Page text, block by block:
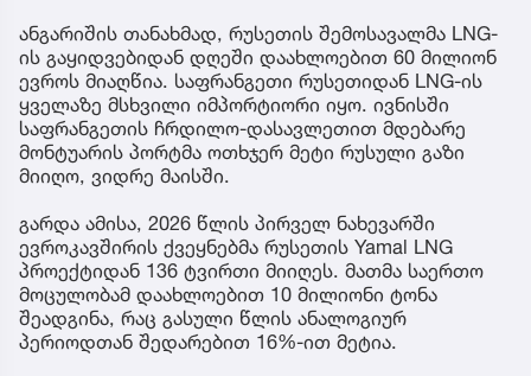
ანგარიშის თანახმად, რუსეთის შემოსავალმა LNG-
ის გაყიდვებიდან დღეში დაახლოებით 60 მილიონ
ევროს მიაღწია. საფრანგეთი რუსეთიდან LNG-ის
ყველაზე მსხვილი იმპორტიორი იყო. ივნისში
საფრანგეთის ჩრდილო-დასავლეთით მდებარე
მონტუარის პორტმა ოთხჯერ მეტი რუსული გაზი
მიიღო, ვიდრე მაისში.
გარდა ამისა, 2026 წლის პირველ ნახევარში
ევროკავშირის ქვეყნებმა რუსეთის Yamal LNG
პროექტიდან 136 ტვირთი მიიღეს. მათმა საერთო
მოცულობამ დაახლოებით 10 მილიონი ტონა
შეადგინა, რაც გასული წლის ანალოგიურ
პერიოდთან შედარებით 16%-ით მეტია.